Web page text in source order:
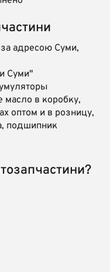
за адресою Суми,
Суми"
масло в коробку,
оптом и в розницу,
подшипник